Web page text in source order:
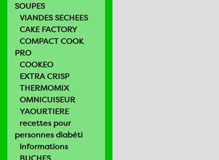
SOUPES
VIANDES SECHEES
CAKE FACTORY
COMPACT COOK
PRO
COOKEO
EXTRA CRISP
THERMOMIX
OMNICUISEUR
YAOURTIERE
recettes pour
personnes diabéti
informations